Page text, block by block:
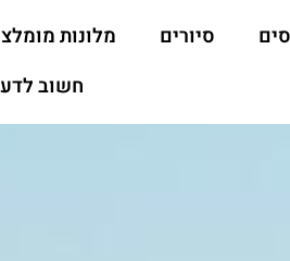
סיורים מלונות
חשוב